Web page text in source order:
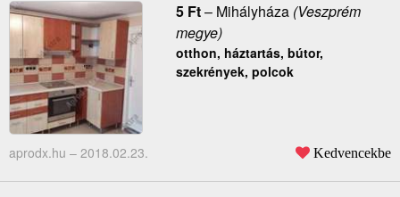
5 Ft– Mihályháza(Veszprém
megye)
otthon, háztartás, bútor,
szekrények, polcok
aprodx.hu – 2018.02.23. Kedvencekbe